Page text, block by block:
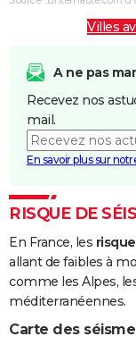
et/ou
Villes
A ne pas
Recevez nos
mail.
En savoir plus sur
RISQUE DE
En France, les
allant de faibles à
comme les Alpes,
méditerranéennes.
Carte des